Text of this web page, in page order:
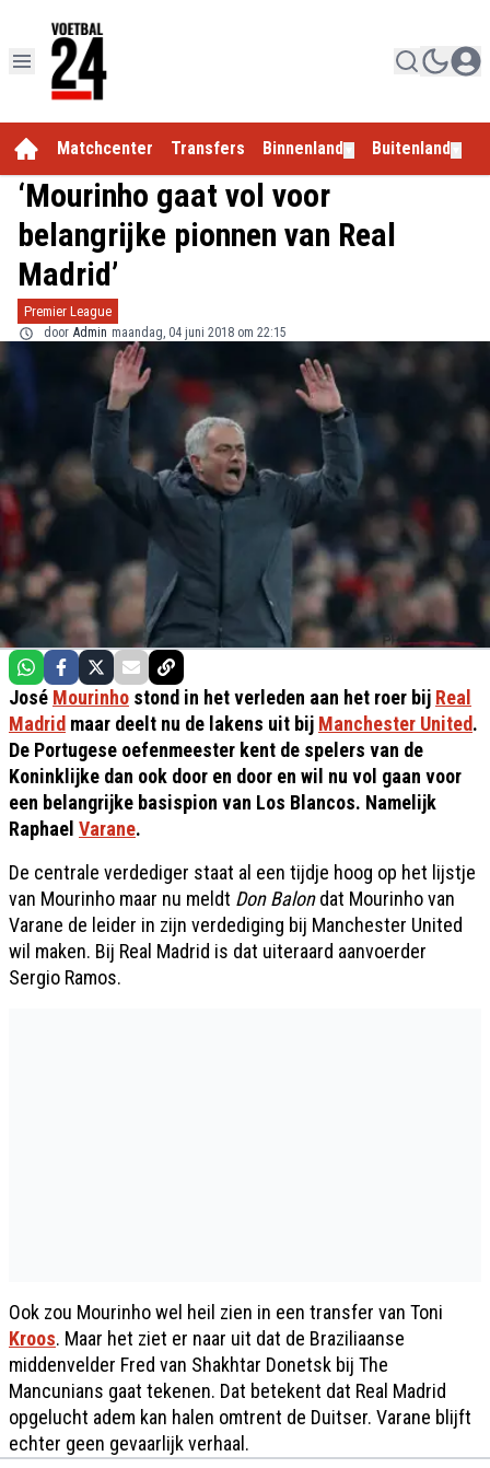
Matchcenter Transfers Binnenland Buitenland
‘Mourinho gaat vol voor
belangrijke pionnen van Real
Madrid’
Premier League
door Admin maandag, 04 juni 2018 om 22:15
José Mourinho stond in het verleden aan het roer bij Real
Madrid maar deelt nu de lakens uit bij Manchester United.
De Portugese oefenmeester kent de spelers van de
Koninklijke dan ook door en door en wil nu vol gaan voor
een belangrijke basispion van Los Blancos. Namelijk
Raphael Varane.
De centrale verdediger staat al een tijdje hoog op het lijstje
van Mourinho maar nu meldt Don Balondat Mourinho van
Varane de leider in zijn verdediging bij Manchester United
wil maken. Bij Real Madrid is dat uiteraard aanvoerder
Sergio Ramos.
Ook zou Mourinho wel heil zien in een transfer van Toni
Kroos. Maar het ziet er naar uit dat de Braziliaanse
middenvelder Fred van Shakhtar Donetsk bij The
Mancunians gaat tekenen. Dat betekent dat Real Madrid
opgelucht adem kan halen omtrent de Duitser. Varane blijft
echter geen gevaarlijk verhaal.